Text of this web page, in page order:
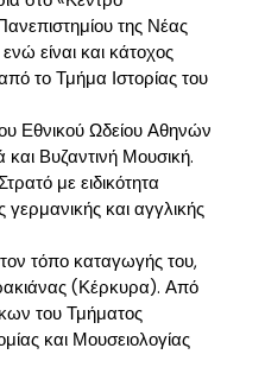
της Νέας
είναι και κάτοχος
το Τμήμα Ιστορίας του
Εθνικού Ωδείου Αθηνών
Βυζαντινή Μουσική.
με ειδικότητα
και αγγλικής
τόπο καταγωγής του,
(Κέρκυρα). Από
του Τμήματος
και Μουσειολογίας